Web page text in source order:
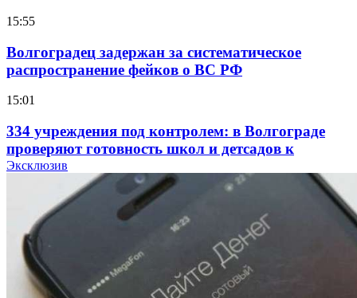
15:55
Волгоградец задержан за систематическое
распространение фейков о ВС РФ
15:01
334 учреждения под контролем: в Волгограде
проверяют готовность школ и детсадов к
учебному году
Покушение на убийство в Волгограде: девушка
напала на незнакомую женщину с ножом
12:39
Эксклюзив